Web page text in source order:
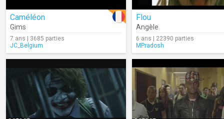
Caméléon
Gims
7 ans | 3685 parties
JC_Belgium
Flou
Angèle
6 ans | 22390 parties
MPradosh